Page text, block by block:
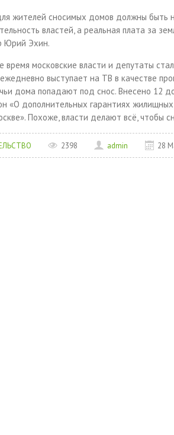
жителей сносимых домов должны быть
властей, а реальная плата за
Юрий Эхин.
время московские власти и депутаты
выступает на ТВ в качестве
дома попадают под снос. Внесено 12
«О дополнительных гарантиях
Похоже, власти делают всё, чтобы
2398 admin 28